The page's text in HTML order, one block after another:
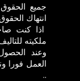
جميع
انتهاك
اذا كنت
ملكيته
وعند
العمل فورا
..